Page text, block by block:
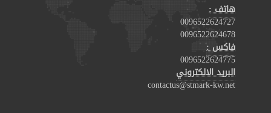
هاتف :
0096522624727
0096522624678
فاكس :
0096522624775
البريد الالكتروني
contactus@stmark-kw.net